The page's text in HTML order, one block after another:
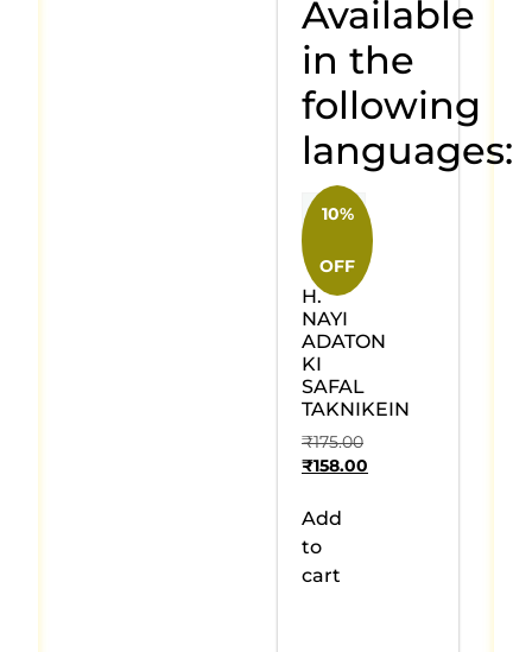
Available
in the
following
languages:
10%
OFF
H.
NAYI
ADATON
KI
SAFAL
TAKNIKEIN
₹175.00
₹158.00
Add
to
cart